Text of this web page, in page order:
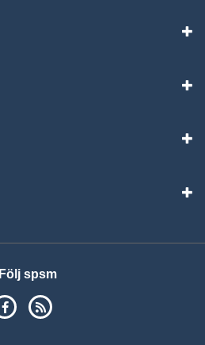
Följ spsm
SPSM på Facebook